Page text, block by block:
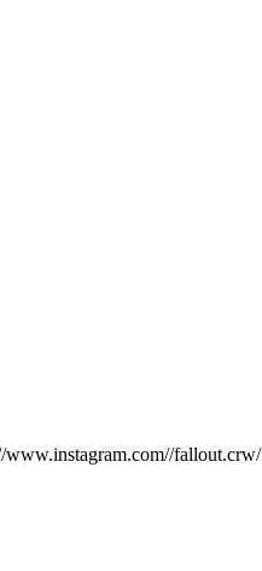
www.instagram.com//fallout.crw/